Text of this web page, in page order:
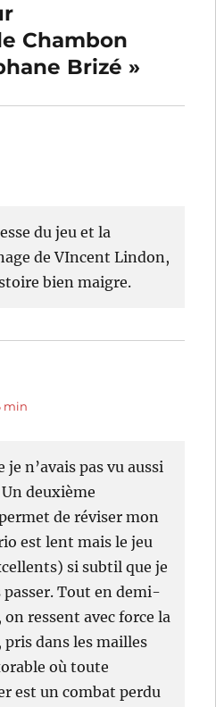
Chambon
Brizé »
du jeu et la
de VIncent Lindon,
bien maigre.
min
n’avais pas vu aussi
deuxième
de réviser mon
est lent mais le jeu
si subtil que je
passer. Tout en demi-
ressent avec force la
dans les mailles
où toute
est un combat perdu